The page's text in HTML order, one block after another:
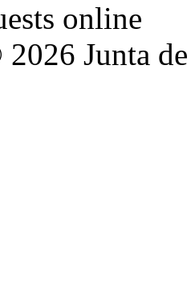
online
Junta de